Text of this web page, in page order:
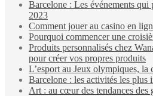
Barcelone : Les événements qui
2023
Comment jouer au casino en
Pourquoi commencer une
Produits personnalisés chez
pour créer vos propres produits
L’esport au Jeux olympiques, la
Barcelone : les activités les plus
Art : au cœur des tendances des